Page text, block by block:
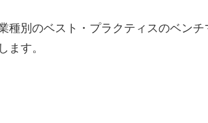
種別のベスト・プラクティスのベンチ
ます。